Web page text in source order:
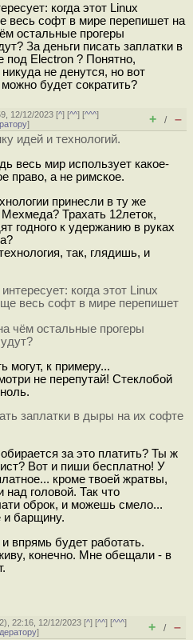
когда этот Linux
весь софт в мире перепишет на
остальные прогеры
За деньги писать заплатки в
Electron ? Понятно,
не денутся, но вот
будет сократить?
12/12/2023 [^] [^^] [^^^]
] + / –
идей и технологий.
весь мир использует какое-
право, а не римское.
принесли в ту же
Трахать 12леток,
годного к удержанию в руках
так, глядишь, и
когда этот Linux
весь софт в мире перепишет
чём остальные прогеры
могут, к примеру...
не перепутай! Стеклобой
заплатки в дыры на их софте
за это платить? Ты ж
Вот и пиши бесплатно! У
кроме твоей жратвы,
головой. Так что
оброк, и можешь смело...
и барщину.
и впрямь будет работать.
конечно. Мне обещали - в
), 22:16, 12/12/2023 [^] [^^] [^^^]
] + / –